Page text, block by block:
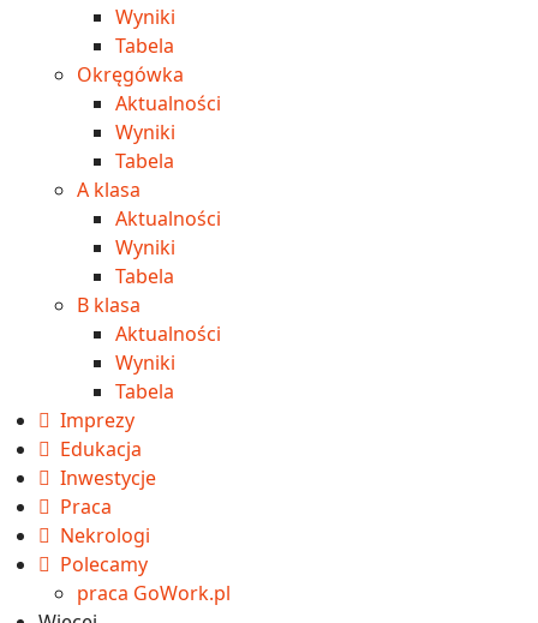
Wyniki
Tabela
Okręgówka
Aktualności
Wyniki
Tabela
A klasa
Aktualności
Wyniki
Tabela
B klasa
Aktualności
Wyniki
Tabela
Imprezy
Edukacja
Inwestycje
Praca
Nekrologi
Polecamy
praca GoWork.pl